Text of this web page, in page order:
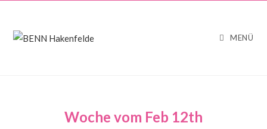
MENÜ
Woche vom Feb 12th